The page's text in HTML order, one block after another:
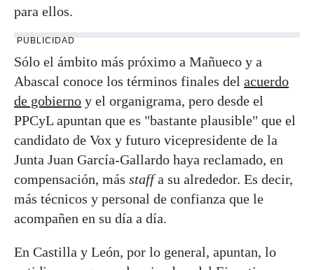
para ellos.
PUBLICIDAD
Sólo el ámbito más próximo a Mañueco y a
Abascal conoce los términos finales del acuerdo
de gobierno y el organigrama, pero desde el
PPCyL apuntan que es "bastante plausible" que el
candidato de Vox y futuro vicepresidente de la
Junta Juan García-Gallardo haya reclamado, en
compensación, más staffa su alrededor. Es decir,
más técnicos y personal de confianza que le
acompañen en su día a día.
En Castilla y León, por lo general, apuntan, lo